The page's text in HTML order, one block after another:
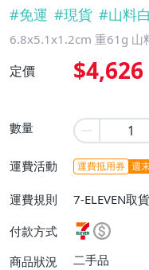
#免運 #現貨 #山料
6.8x5.1x1.2cm 重61g 山
定價 $4,626
數量
運費活動 運費抵用券 週
運費規則
7-ELEVEN取
付款方式
商品狀況
二手品